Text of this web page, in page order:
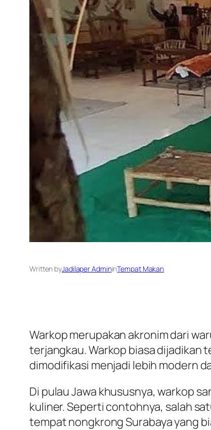
Written byJadilaper AdmininTempat Makan
Warkop merupakan akronim dari
terjangkau. Warkop biasa dijadikan
dimodifikasi menjadi lebih modern
Di pulau Jawa khususnya, warkop
kuliner. Seperti contohnya, salah
tempat nongkrong Surabaya yang